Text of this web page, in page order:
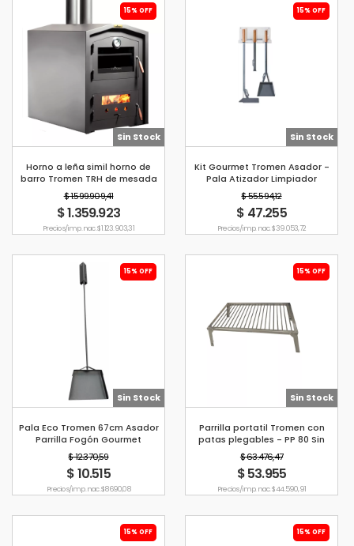
15% OFF
Sin Stock
Horno a leña simil horno de
barro Tromen TRH de mesada
$ 1.599.909,41
$ 1.359.923
Precio s/imp. nac. $ 1.123.903,31
15% OFF
Sin Stock
Kit Gourmet Tromen Asador -
Pala Atizador Limpiador
$ 55.594,12
$ 47.255
Precio s/imp. nac. $ 39.053,72
15% OFF
Sin Stock
Pala Eco Tromen 67cm Asador
Parrilla Fogón Gourmet
$ 12.370,59
$ 10.515
Precio s/imp. nac. $ 8690,08
15% OFF
Sin Stock
Parrilla portatil Tromen con
patas plegables - PP 80 Sin
Enlozar
$ 63.476,47
$ 53.955
Precio s/imp. nac. $ 44.590,91
15% OFF 15% OFF